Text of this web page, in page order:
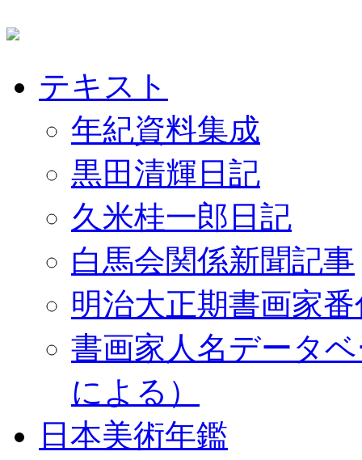
テキスト
年紀資料集成
黒田清輝日記
久米桂一郎日記
白馬会関係新聞記事
明治大正期書画家
書画家人名データ
による）
日本美術年鑑